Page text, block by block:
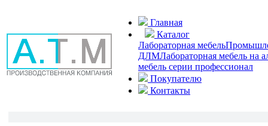
Главная
Каталог
Лабораторная мебель
ДЛМЛабораторная мебель на
мебель серии профессионал
Покупателю
Контакты